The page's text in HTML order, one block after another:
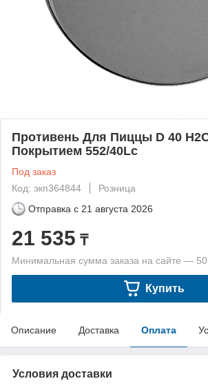
Противень Для Пиццы D 40
Покрытием 552/40Lc
Под заказ
Код: экп364844
Розница
Отправка с 21 августа 2026
21 535 ₸
Минимальная сумма заказа на сайте —
Купить
Описание Доставка Оплата
Условия доставки